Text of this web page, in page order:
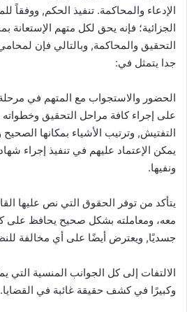
الجزائية؛ فإنه يحق لكل متهم الإستعانة
التحقيق والمحاكمة, وبالتالي فإن
جدا يتمثل في:
الحضور والاستجواب مع المتهم في
على إجراء كافة مراحل التحقيق
التفتيش, وترتيب الأشياء بمكانها
يمكن الإعتماد عليهم في تنفيذ إجراء
ونفيها.
يتأكد من توفر الحقوق التي نص عليها
معه، ومعاملته بشكل صحيح يحافظ على
جسديًا, ويعترض أيضًا على أي مخالفة
الالتفات إلى كل الجوانب المنسية التي
وكبيرًا في كشف حقيقة غائبة في القضايا.